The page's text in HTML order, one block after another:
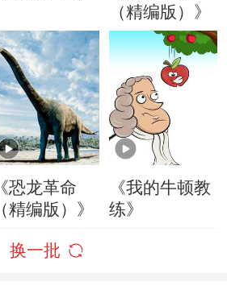
（精编版）》
《恐龙革命
（精编版）》
《我的牛顿教
练》
换一批